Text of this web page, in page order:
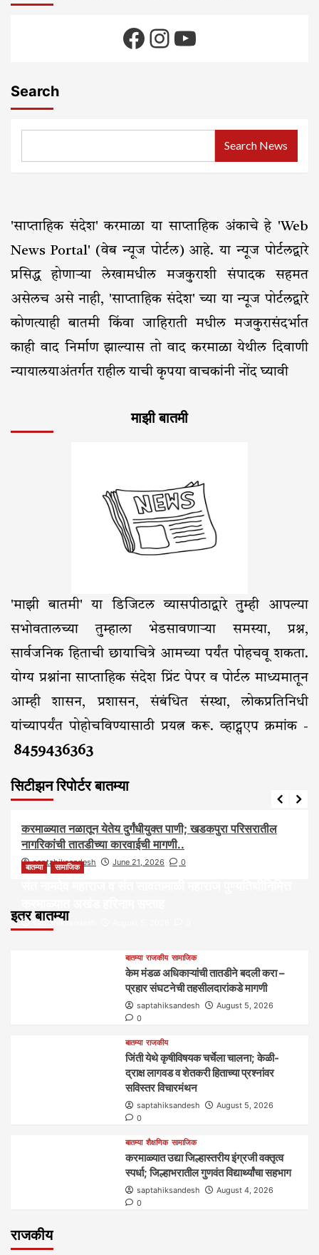
Facebook
Instagram
YouTube
Search
Search News
'साप्ताहिक संदेश' करमाळा या साप्ताहिक अंकाचे हे 'Web
News Portal' (वेब न्यूज पोर्टल) आहे. या न्यूज पोर्टलद्वारे
प्रसिद्ध होणाऱ्या लेखामधील मजकुराशी संपादक सहमत
असेलच असे नाही, 'साप्ताहिक संदेश' च्या या न्यूज पोर्टलद्वारे
कोणत्याही बातमी किंवा जाहिराती मधील मजकुरासंदर्भात
काही वाद निर्माण झाल्यास तो वाद करमाळा येथील दिवाणी
न्यायालयाअंतर्गत राहील याची कृपया वाचकांनी नोंद घ्यावी
माझी बातमी
'माझी बातमी' या डिजिटल व्यासपीठाद्वारे तुम्ही आपल्या
सभोवतालच्या तुम्हाला भेडसावणाऱ्या समस्या, प्रश्न,
सार्वजनिक हिताची छायाचित्रे आमच्या पर्यंत पोहचवू शकता.
योग्य प्रश्नांना साप्ताहिक संदेश प्रिंट पेपर व पोर्टल माध्यमातून
आम्ही शासन, प्रशासन, संबंधित संस्था, लोकप्रतिनिधी
यांच्यापर्यंत पोहोचविण्यासाठी प्रयत्न करू. व्हाट्सएप क्रमांक -
8459436363
सिटीझन रिपोर्टर बातम्या
आरोग्य आवाज जनतेचा बातम्या
करमाळ्यात नळातून येतेय दुर्गंधीयुक्त पाणी; खडकपुरा परिसरातील
नागरिकांची तातडीच्या कारवाईची मागणी..
saptahiksandesh June 21, 2026 0
इतर बातम्या
बातम्या सामाजिक
saptahiksandesh
बातम्या राजकीय सामाजिक
केम मंडळ अधिकाऱ्यांची तातडीने बदली करा –
प्रहार संघटनेची तहसीलदारांकडे मागणी
saptahiksandesh
August 5, 2026
0
बातम्या राजकीय
जिंती येथे कृषीविषयक चर्चेला चालना; केळी-
द्राक्ष लागवड व शेतकरी हिताच्या प्रश्नांवर
सविस्तर विचारमंथन
saptahiksandesh
August 5, 2026
0
बातम्या शैक्षणिक सामाजिक
करमाळ्यात उद्या जिल्हास्तरीय इंग्रजी वक्तृत्व
स्पर्धा; जिल्हाभरातील गुणवंत विद्यार्थ्यांचा सहभाग
saptahiksandesh
August 4, 2026
0
राजकीय